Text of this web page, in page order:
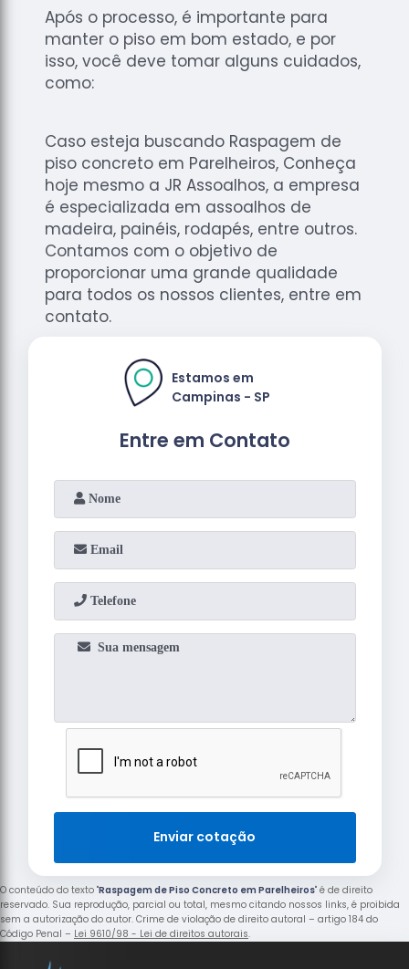
Madeiras
Após o processo, é importante para
manter o piso em bom estado, e por
isso, você deve tomar alguns cuidados,
como:
Caso esteja buscando Raspagem de
piso concreto em Parelheiros, Conheça
hoje mesmo a JR Assoalhos, a empresa
é especializada em assoalhos de
madeira, painéis, rodapés, entre outros.
Contamos com o objetivo de
proporcionar uma grande qualidade
para todos os nossos clientes, entre em
contato.
Entre em Contato
Estamos em
Campinas - SP
Enviar cotação
O conteúdo do texto "Raspagem de Piso Concreto em Parelheiros" é de direito
reservado. Sua reprodução, parcial ou total, mesmo citando nossos links, é proibida
sem a autorização do autor. Crime de violação de direito autoral – artigo 184 do
Código Penal – Lei 9610/98 - Lei de direitos autorais.